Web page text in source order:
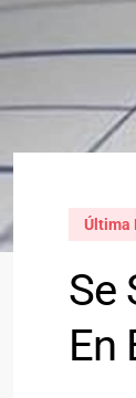
Última
Se
En